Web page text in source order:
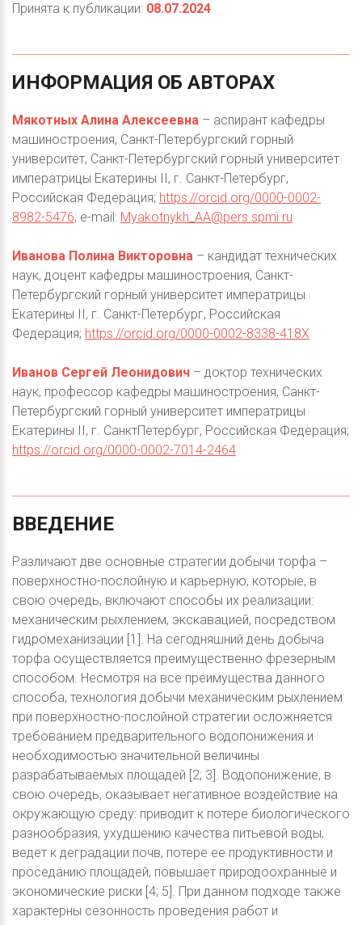
Принята к публикации: 08.07.2024
ИНФОРМАЦИЯ ОБ АВТОРАХ
Мякотных Алина Алексеевна – аспирант кафедры
машиностроения, Санкт-Петербургский горный
университет, Санкт-Петербургский горный университет
императрицы Екатерины II, г. Санкт-Петербург,
Российская Федерация; https://orcid.org/0000-0002-
8982-5476; e-mail: Myakotnykh_AA@pers.spmi.ru
Иванова Полина Викторовна – кандидат технических
наук, доцент кафедры машиностроения, Санкт-
Петербургский горный университет императрицы
Екатерины II, г. Санкт-Петербург, Российская
Федерация; https://orcid.org/0000-0002-8338-418X
Иванов Сергей Леонидович – доктор технических
наук, профессор кафедры машиностроения, Санкт-
Петербургский горный университет императрицы
Екатерины II, г. СанктПетербург, Российская Федерация;
https://orcid.org/0000-0002-7014-2464
ВВЕДЕНИЕ
Различают две основные стратегии добычи торфа –
поверхностно-послойную и карьерную, которые, в
свою очередь, включают способы их реализации:
механическим рыхлением, экскавацией, посредством
гидромеханизации [1]. На сегодняшний день добыча
торфа осуществляется преимущественно фрезерным
способом. Несмотря на все преимущества данного
способа, технология добычи механическим рыхлением
при поверхностно-послойной стратегии осложняется
требованием предварительного водопонижения и
необходимостью значительной величины
разрабатываемых площадей [2; 3]. Водопонижение, в
свою очередь, оказывает негативное воздействие на
окружающую среду: приводит к потере биологического
разнообразия, ухудшению качества питьевой воды,
ведет к деградации почв, потере ее продуктивности и
проседанию площадей, повышает природоохранные и
экономические риски [4; 5]. При данном подходе также
характерны сезонность проведения работ и